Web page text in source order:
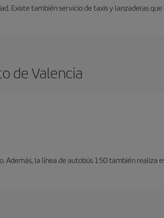
Existe también servicio de taxis y lanzaderas
de Valencia
Además, la línea de autobús 150 también realiza